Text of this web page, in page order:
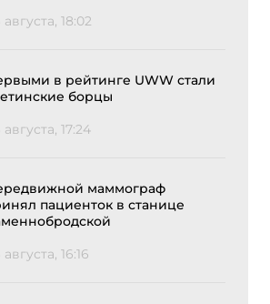
августа, 18:02
в рейтинге UWW стали
борцы
августа, 17:24
маммограф
пациенток в станице
16:16